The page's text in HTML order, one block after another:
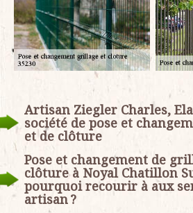
Artisan Ziegler Charles,
société de pose et
et de clôture
Pose et changement de
clôture à Noyal Chatillon
pourquoi recourir à aux
artisan ?